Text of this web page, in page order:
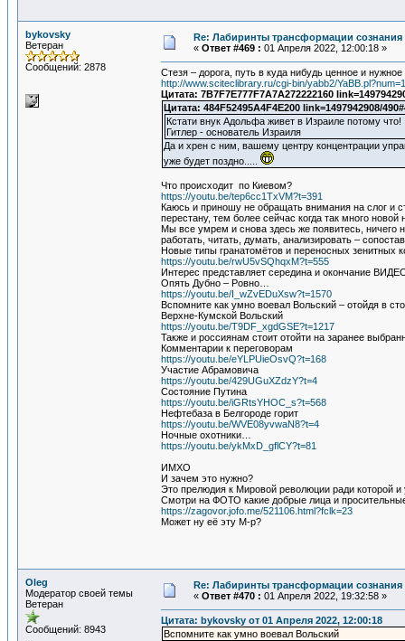
bykovsky
Ветеран
Сообщений: 2878
Re: Лабиринты трансформации сознания
« Ответ #469 : 01 Апреля 2022, 12:00:18 »
Стезя – дорога, путь в куда нибудь ценное и нужное
http://www.sciteclibrary.ru/cgi-bin/yabb2/
Цитата: 7B7F7E777F7A7A272222160
Цитата: 484F52495A4F4E200 link=1497942908/
Кстати внук Адольфа живет в Израиле потому что!
Гитлер - основатель Израиля
Да и хрен с ним, вашему центру концентрации
уже будет поздно.....
Что происходит по Киевом?
https://youtu.be/tep6cc1TxVM?t=391
Каюсь и приношу не обращать внимания на слог и
перестану, тем более сейчас когда так много
Мы все умрем и снова здесь же появитесь, ничего
работать, читать, думать, анализировать –
Новые типы гранатомётов и переносных зенитных
https://youtu.be/rwU5vSQhqxM?t=555
Интерес представляет середина и окончание
Опять Дубно – Ровно…
https://youtu.be/I_wZvEDuXsw?t=1570
Вспомните как умно воевал Вольский – отойдя в
Верхне-Кумской Вольский
https://youtu.be/T9DF_xgdGSE?t=1217
Также и россиянам стоит отойти на заранее
Комментарии к переговорам
https://youtu.be/eYLPUieOsvQ?t=168
Участие Абрамовича
https://youtu.be/429UGuXZdzY?t=4
Состояние Путина
https://youtu.be/iGRtsYHOC_s?t=568
Нефтебаза в Белгороде горит
https://youtu.be/WVE08yvwaN8?t=4
Ночные охотники…
https://youtu.be/ykMxD_gflCY?t=81
ИМХО
И зачем это нужно?
Это прелюдия к Мировой революции ради которой и
Смотри на ФОТО какие добрые лица и
https://zagovor.jofo.me/521106.html?fclk=23
Может ну её эту М-р?
Oleg
Модератор своей темы
Ветеран
Сообщений: 8943
Re: Лабиринты трансформации сознания
« Ответ #470 : 01 Апреля 2022, 19:32:58 »
Цитата: bykovsky от 01 Апреля 2022, 12:00:18
Вспомните как умно воевал Вольский